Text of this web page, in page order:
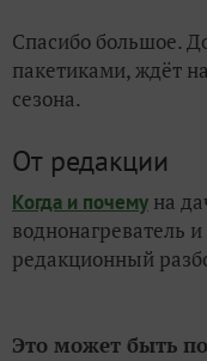
Спасибо большое.
пакетиками, ждёт
сезона.
От редакции
Когда и почему на
воднонагреватель и
редакционный
Это может быть